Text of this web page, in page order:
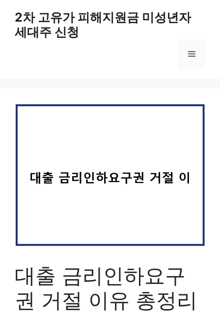
2차 고유가 피해지원금 미성년자
세대주 신청
메
대출 금리인하요구
권 거절 이유 총정리